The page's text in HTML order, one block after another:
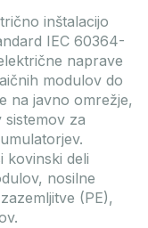
inštalacijo
IEC 60364-
naprave
modulov do
na javno omrežje,
za
kovinski deli
nosilne
(PE),